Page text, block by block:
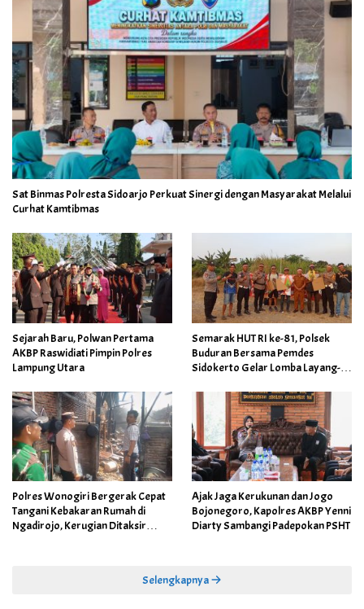
Sat Binmas Polresta Sidoarjo Perkuat Sinergi dengan Masyarakat Melalui
Curhat Kamtibmas
Sejarah Baru, Polwan Pertama
AKBP Raswidiati Pimpin Polres
Lampung Utara
Semarak HUT RI ke-81, Polsek
Buduran Bersama Pemdes
Sidokerto Gelar Lomba Layang-
Polres Wonogiri Bergerak Cepat
Tangani Kebakaran Rumah di
Ngadirojo, Kerugian Ditaksir
Ajak Jaga Kerukunan dan Jogo
Bojonegoro, Kapolres AKBP Yenni
Diarty Sambangi Padepokan PSHT
Selengkapnya